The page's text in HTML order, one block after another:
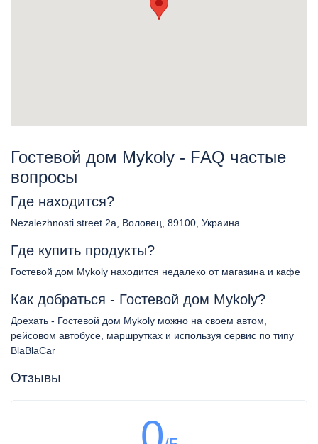
Гостевой дом Mykoly - FAQ частые
вопросы
Где находится?
Nezalezhnosti street 2a, Воловец, 89100, Украина
Где купить продукты?
Гостевой дом Mykoly находится недалеко от магазина и кафе
Как добраться - Гостевой дом Mykoly?
Доехать - Гостевой дом Mykoly можно на своем автом,
рейсовом автобусе, маршрутках и используя сервис по типу
BlaBlaCar
Отзывы